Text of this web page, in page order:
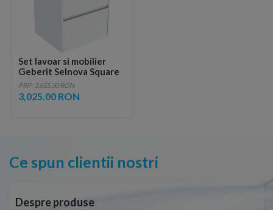
Set lavoar si mobilier
Geberit Selnova Square
cu doua sertare,
55x48x62 cm, alb lucios
PRP: 3,655.00 RON
3,025.00 RON
Ce spun clientii nostri
Despre produse